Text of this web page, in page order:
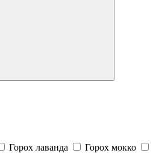
Горох лаванда
Горох мокко